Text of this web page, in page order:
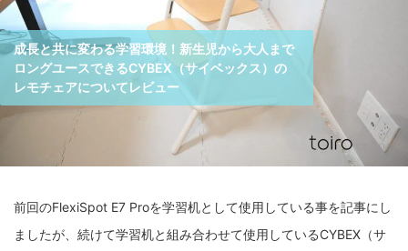
成長と共に変わる学習環境！新生児から大人まで
ロングユースできるCYBEX（サイベックス）の
レモチェアについてレビュー
前回のFlexiSpot E7 Proを学習机として使用している事を記事にし
ましたが、続けて学習机と組み合わせて使用しているCYBEX（サ